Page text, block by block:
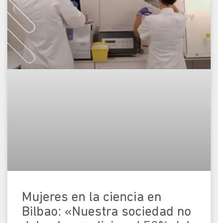
Mujeres en la ciencia en
Bilbao: «Nuestra sociedad no